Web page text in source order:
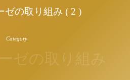
ゼの取り組み ( 2 )
ゼの取り組み
Category